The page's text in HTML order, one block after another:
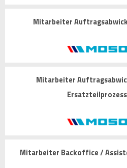
Mitarbeiter
Mitarbeiter
Mitarbeiter Backoffice /